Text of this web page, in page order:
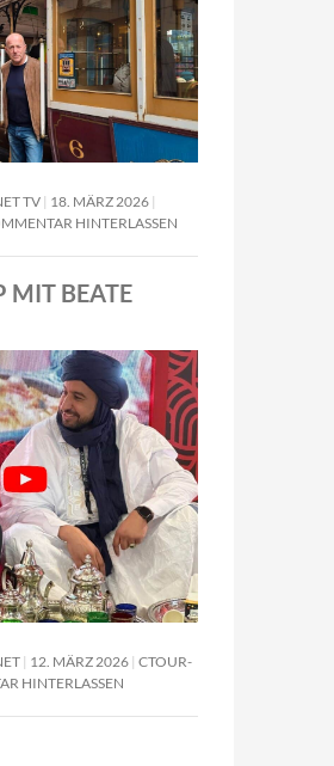
TV
18. MÄRZ 2026
HINTERLASSEN
MIT BEATE
12. MÄRZ 2026 CTOUR-
HINTERLASSEN